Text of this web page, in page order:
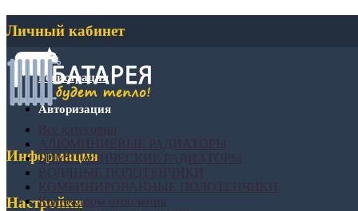
Личный кабинет
Регистрация
Авторизация
Информация
Настройки
БИМЕТАЛИЧЕСКИЕ РАДИАТОРЫ
Конвекторы отопления